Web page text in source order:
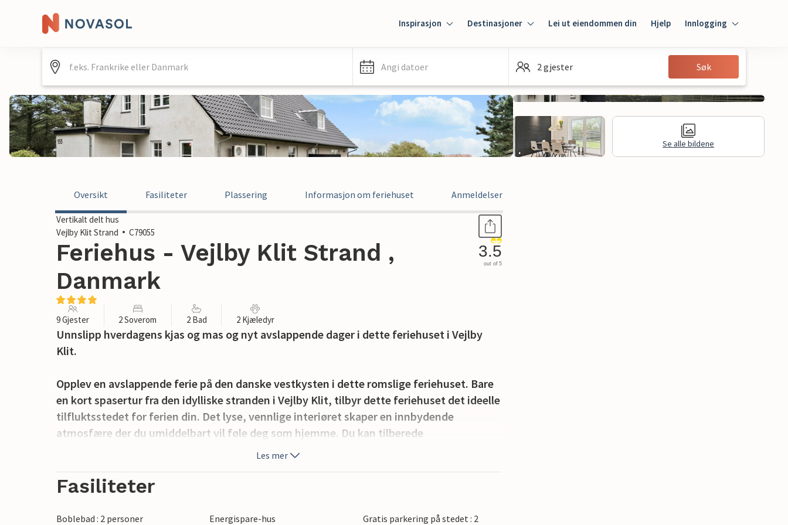
Inspirasjon Destinasjoner Lei ut eiendommen din Hjelp Innlogging
Innlogging
Gjest
Angi datoer 2 gjester Søk
Se alle bildene
Oversikt Fasiliteter Plassering Informasjon om feriehuset Anmeldelser
Vertikalt delt hus
Vejlby Klit Strand
C79055
Feriehus - Vejlby Klit Strand ,
Danmark
3.5
out of 5
9 Gjester 2 Soverom 2 Bad 2 Kjæledyr
Unnslipp hverdagens kjas og mas og nyt avslappende dager i dette feriehuset i Vejlby
Klit.
Opplev en avslappende ferie på den danske vestkysten i dette romslige feriehuset. Bare
en kort spasertur fra den idylliske stranden i Vejlby Klit, tilbyr dette feriehuset det ideelle
tilfluktsstedet for ferien din. Det lyse, vennlige interiøret skaper en innbydende
atmosfære der du umiddelbart vil føle deg som hjemme. Du kan tilberede
favorittrettene dine på det velutstyrte kjøkkenet og nyte dem i den koselige spisestuen
her om ettermiddagen, eller bruk grillen til en koselig middag i det fri. Den friske luften
Les mer
Fasiliteter
Boblebad : 2 personer Energispare-hus
Gratis parkering på stedet : 2